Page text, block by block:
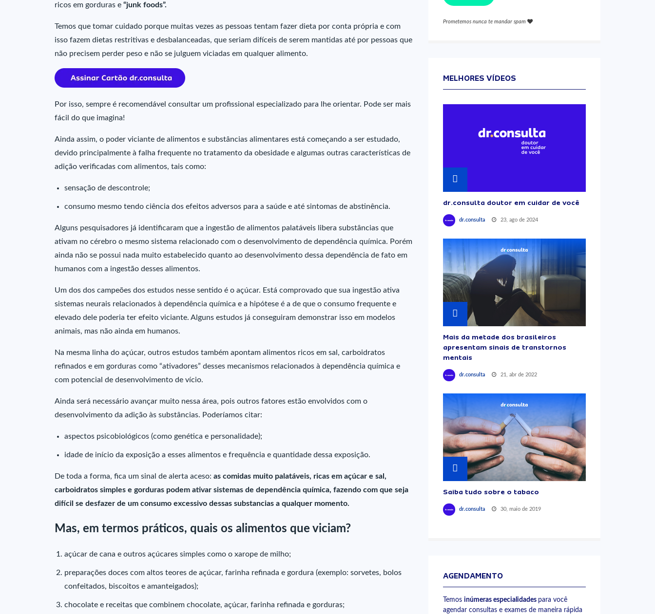
ricos em gorduras e “junk foods”.
Temos que tomar cuidado porque muitas vezes as pessoas tentam fazer dieta por conta própria e com
isso fazem dietas restritivas e desbalanceadas, que seriam difíceis de serem mantidas até por pessoas que
não precisem perder peso e não se julguem viciadas em qualquer alimento.
Por isso, sempre é recomendável consultar um profissional especializado para lhe orientar. Pode ser mais
fácil do que imagina!
Ainda assim, o poder viciante de alimentos e substâncias alimentares está começando a ser estudado,
devido principalmente à falha frequente no tratamento da obesidade e algumas outras características de
adição verificadas com alimentos, tais como:
sensação de descontrole;
consumo mesmo tendo ciência dos efeitos adversos para a saúde e até sintomas de abstinência.
Alguns pesquisadores já identificaram que a ingestão de alimentos palatáveis libera substâncias que
ativam no cérebro o mesmo sistema relacionado com o desenvolvimento de dependência química. Porém
ainda não se possui nada muito estabelecido quanto ao desenvolvimento dessa dependência de fato em
humanos com a ingestão desses alimentos.
Um dos dos campeões dos estudos nesse sentido é o açúcar. Está comprovado que sua ingestão ativa
sistemas neurais relacionados à dependência química e a hipótese é a de que o consumo frequente e
elevado dele poderia ter efeito viciante. Alguns estudos já conseguiram demonstrar isso em modelos
animais, mas não ainda em humanos.
Na mesma linha do açúcar, outros estudos também apontam alimentos ricos em sal, carboidratos
refinados e em gorduras como “ativadores” desses mecanismos relacionados à dependência química e
com potencial de desenvolvimento de vício.
Ainda será necessário avançar muito nessa área, pois outros fatores estão envolvidos com o
desenvolvimento da adição às substâncias. Poderíamos citar:
aspectos psicobiológicos (como genética e personalidade);
idade de início da exposição a esses alimentos e frequência e quantidade dessa exposição.
De toda a forma, fica um sinal de alerta aceso: as comidas muito palatáveis, ricas em açúcar e sal,
carboidratos simples e gorduras podem ativar sistemas de dependência química, fazendo com que seja
difícil se desfazer de um consumo excessivo dessas substancias a qualquer momento.
Mas, em termos práticos, quais os alimentos que viciam?
açúcar de cana e outros açúcares simples como o xarope de milho;
preparações doces com altos teores de açúcar, farinha refinada e gordura (exemplo: sorvetes, bolos
confeitados, biscoitos e amanteigados);
chocolate e receitas que combinem chocolate, açúcar, farinha refinada e gorduras;
Prometemos nunca te mandar spam
MELHORES VÍDEOS
dr.consulta doutor em cuidar de você
dr.consulta 23, ago de 2024
Mais da metade dos brasileiros
apresentam sinais de transtornos
mentais
dr.consulta 21, abr de 2022
Saiba tudo sobre o tabaco
dr.consulta 30, maio de 2019
AGENDAMENTO
Temos inúmeras especialidades para você
agendar consultas e exames de maneira rápida